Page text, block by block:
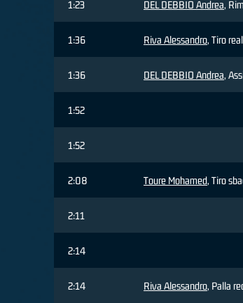
1:23 DEL DEBBIO Andrea,
1:36 Riva Alessandro, Tiro
1:36 DEL DEBBIO Andrea,
1:52
1:52
2:08 Toure Mohamed, Tiro
2:11
2:14
2:14 Riva Alessandro, Palla